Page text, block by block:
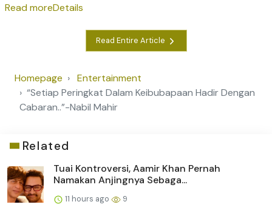
Read moreDetails
Read Entire Article
Homepage
Entertainment
“Setiap Peringkat Dalam Keibubapaan Hadir Dengan
Cabaran..”-Nabil Mahir
Related
Tuai Kontroversi, Aamir Khan Pernah
Namakan Anjingnya Sebaga...
11 hours ago 9